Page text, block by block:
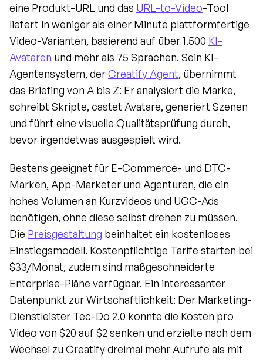
eine Produkt-URL und das URL-to-Video-Tool
liefert in weniger als einer Minute plattformfertige
Video-Varianten, basierend auf über 1.500 KI-
Avataren und mehr als 75 Sprachen. Sein KI-
Agentensystem, der Creatify Agent, übernimmt
das Briefing von A bis Z: Er analysiert die Marke,
schreibt Skripte, castet Avatare, generiert Szenen
und führt eine visuelle Qualitätsprüfung durch,
bevor irgendetwas ausgespielt wird.
Bestens geeignet für E-Commerce- und DTC-
Marken, App-Marketer und Agenturen, die ein
hohes Volumen an Kurzvideos und UGC-Ads
benötigen, ohne diese selbst drehen zu müssen.
Die Preisgestaltung beinhaltet ein kostenloses
Einstiegsmodell. Kostenpflichtige Tarife starten bei
$33/Monat, zudem sind maßgeschneiderte
Enterprise-Pläne verfügbar. Ein interessanter
Datenpunkt zur Wirtschaftlichkeit: Der Marketing-
Dienstleister Tec-Do 2.0 konnte die Kosten pro
Video von $20 auf $2 senken und erzielte nach dem
Wechsel zu Creatify dreimal mehr Aufrufe als mit